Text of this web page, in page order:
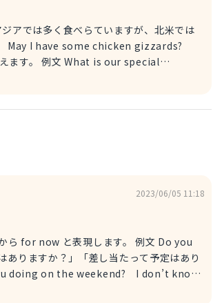
では多く食べらていますが、北米では
。」
2023/06/05 11:18
と表現します。 例文 Do you
りますか？」「差し当たって予定はあり
」 例文 My car is in the